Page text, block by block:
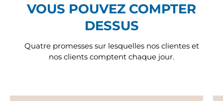
VOUS POUVEZ COMPTER
DESSUS
Quatre promesses sur lesquelles nos clientes et
nos clients comptent chaque jour.